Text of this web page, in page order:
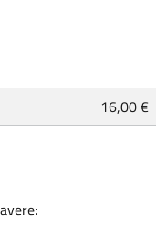
16,00 €